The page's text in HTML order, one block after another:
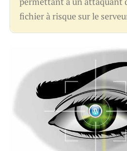
fichier à risque sur le